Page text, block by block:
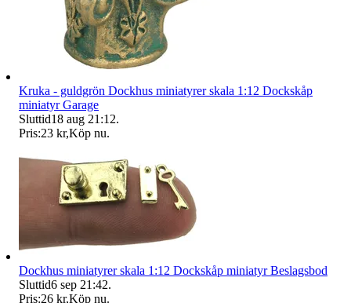
Kruka - guldgrön Dockhus miniatyrer skala 1:12 Dockskåp
miniatyr Garage
Sluttid18 aug 21:12.
Pris:23 kr,Köp nu.
Dockhus miniatyrer skala 1:12 Dockskåp miniatyr Beslagsbod
Sluttid6 sep 21:42.
Pris:26 kr,Köp nu.